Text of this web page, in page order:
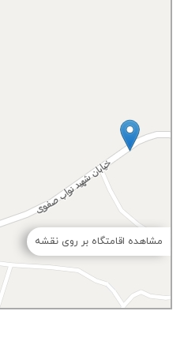
مشاهده اقامتگاه بر روی نقشه